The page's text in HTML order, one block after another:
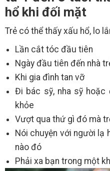
hổ khi đối mặt
Trẻ có thể thấy xấu hổ, lo
Lần cắt tóc đầu tiên
Ngày đầu tiên đến nhà
Khi gia đình tan vỡ
Đi bác sỹ, nha sỹ
khỏe
Vượt qua thứ gì đó mà
Nói chuyện với người lạ
nào đó
Phải xa bạn trong một